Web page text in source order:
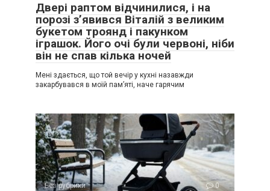
Двері раптом відчинилися, і на
порозі з’явився Віталій з великим
букетом троянд і пакунком
іграшок. Його очі були червоні, ніби
він не спав кілька ночей
Мені здається, що той вечір у кухні назавжди
закарбувався в моїй пам’яті, наче гарячим
Без рубрики 0